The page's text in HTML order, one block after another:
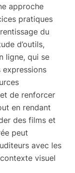
approche
pratiques
du
d’outils,
ligne, qui se
de renforcer
en rendant
des films et
peut
avec les
visuel